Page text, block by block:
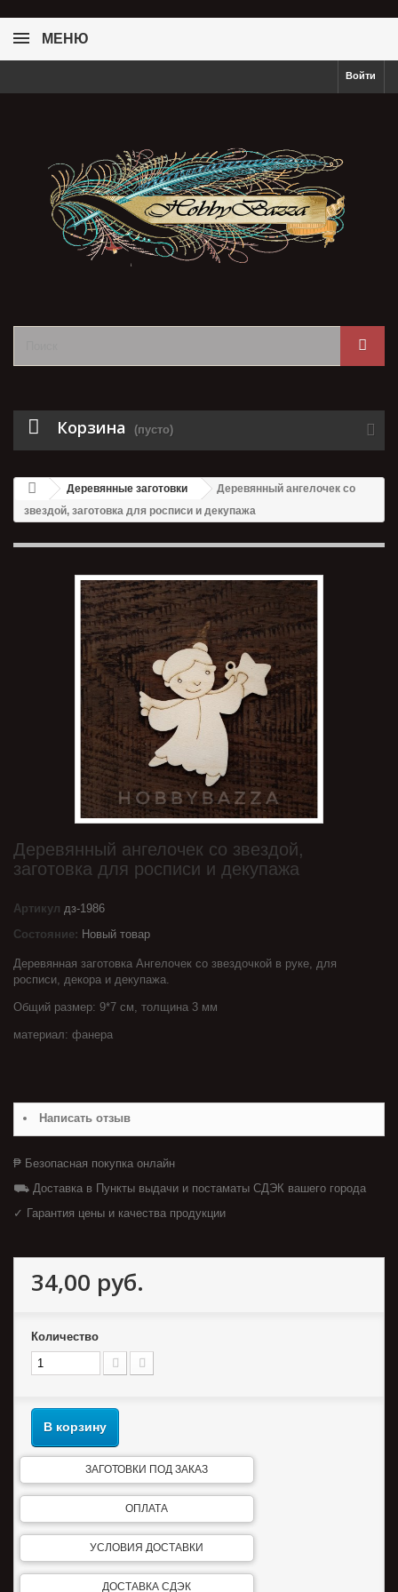
МЕНЮ
Войти
Корзина (пусто)
Деревянные заготовки
Деревянный ангелочек со
звездой, заготовка для росписи и декупажа
Деревянный ангелочек со звездой,
заготовка для росписи и декупажа
Артикул дз-1986
Состояние: Новый товар
Деревянная заготовка Ангелочек со звездочкой в руке, для
росписи, декора и декупажа.
Общий размер: 9*7 см, толщина 3 мм
материал: фанера
Написать отзыв
₱ Безопасная покупка онлайн
⛟ Доставка в Пункты выдачи и постаматы СДЭК вашего города
✓ Гарантия цены и качества продукции
34,00 руб.
Количество
В корзину
ЗАГОТОВКИ ПОД ЗАКАЗ
ОПЛАТА
УСЛОВИЯ ДОСТАВКИ
ДОСТАВКА СДЭК